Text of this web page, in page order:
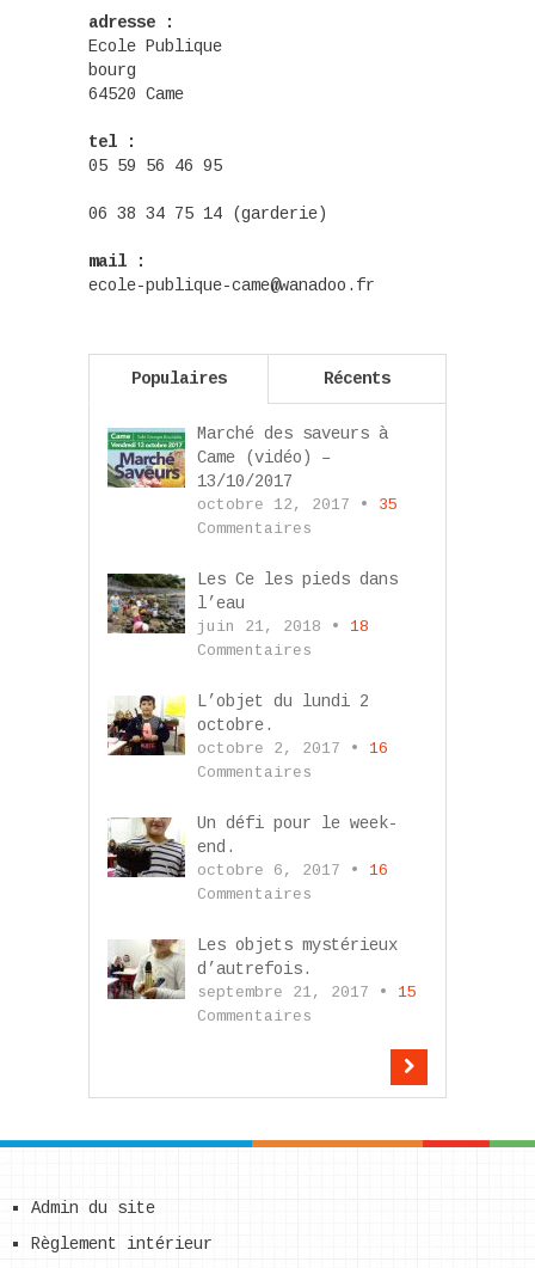
adresse :
Ecole Publique
bourg
64520 Came
tel :
05 59 56 46 95
06 38 34 75 14 (garderie)
mail :
ecole-publique-came@wanadoo.fr
Populaires Récents
Marché des saveurs à
Came (vidéo) –
13/10/2017
octobre 12, 2017 • 35
Commentaires
Les Ce les pieds dans
l’eau
juin 21, 2018 • 18
Commentaires
L’objet du lundi 2
octobre.
octobre 2, 2017 • 16
Commentaires
Un défi pour le week-
end.
octobre 6, 2017 • 16
Commentaires
Les objets mystérieux
d’autrefois.
septembre 21, 2017 • 15
Commentaires
Admin du site
Règlement intérieur